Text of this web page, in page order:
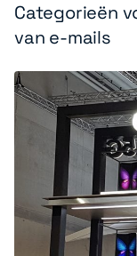
Categorieën
van e-mails